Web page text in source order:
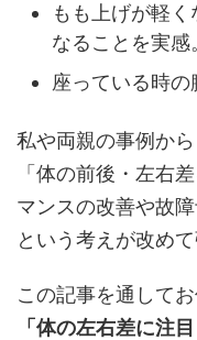
もも上げが軽
なることを実感
座っている時の
私や両親の事例か
「体の前後・左右
マンスの改善や故障
という考えが改め
この記事を通して
「体の左右差に注